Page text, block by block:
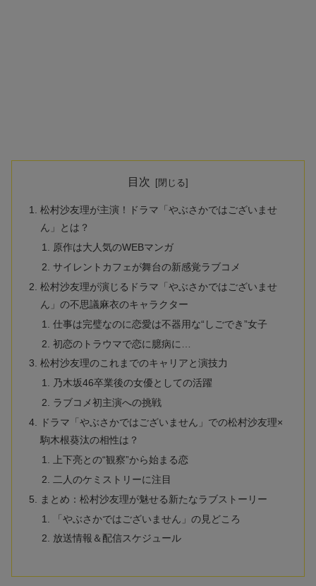
目次
松村沙友理が主演！ドラマ「やぶさかではございませ
ん」とは？
原作は大人気のWEBマンガ
サイレントカフェが舞台の新感覚ラブコメ
松村沙友理が演じるドラマ「やぶさかではございませ
ん」の不思議麻衣のキャラクター
仕事は完璧なのに恋愛は不器用な“しごでき”女子
初恋のトラウマで恋に臆病に…
松村沙友理のこれまでのキャリアと演技力
乃木坂46卒業後の女優としての活躍
ラブコメ初主演への挑戦
ドラマ「やぶさかではございません」での松村沙友理×
駒木根葵汰の相性は？
上下亮との“観察”から始まる恋
二人のケミストリーに注目
まとめ：松村沙友理が魅せる新たなラブストーリー
「やぶさかではございません」の見どころ
放送情報＆配信スケジュール